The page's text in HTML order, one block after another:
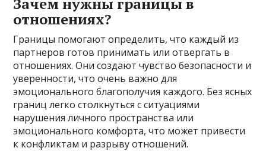
отношениях?
Границы помогают определить, что каждый из
партнеров готов принимать или отвергать в
отношениях. Они создают чувство безопасности и
уверенности, что очень важно для
эмоционального благополучия каждого. Без ясных
границ легко столкнуться с ситуациями
нарушения личного пространства или
эмоционального комфорта, что может привести
к конфликтам и разрыву отношений.